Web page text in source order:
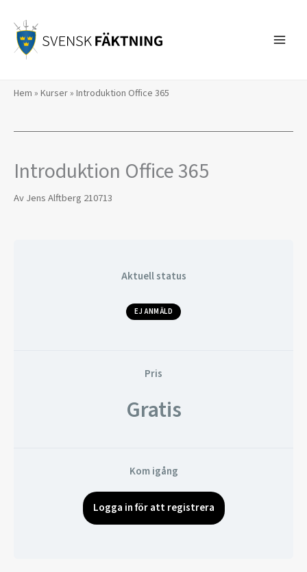
innehåll
Hem » Kurser» Introduktion Office 365
Introduktion Office 365
AvJens Alftberg 210713
Aktuell status
EJ ANMÄLD
Pris
Gratis
Kom igång
Logga in för att registrera